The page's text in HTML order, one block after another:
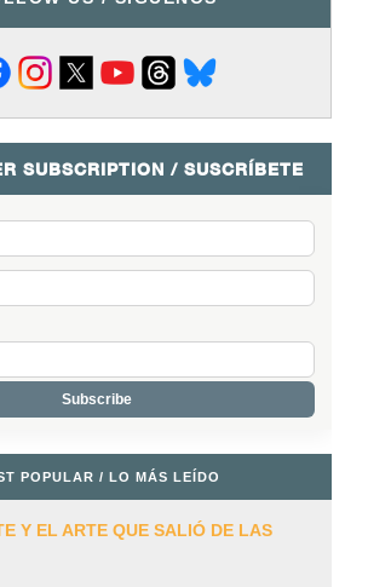
SUBSCRIPTION / SUSCRÍBETE
POPULAR / LO MÁS LEÍDO
Y EL ARTE QUE SALIÓ DE LAS